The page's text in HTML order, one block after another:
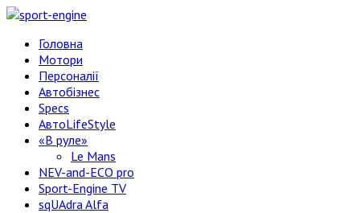
Головна
Мотори
Персоналії
Автобізнес
Specs
АвтоLifeStyle
«В руле»
Le Mans
NEV-and-ECO pro
Sport-Engine TV
sqUAdra Alfa